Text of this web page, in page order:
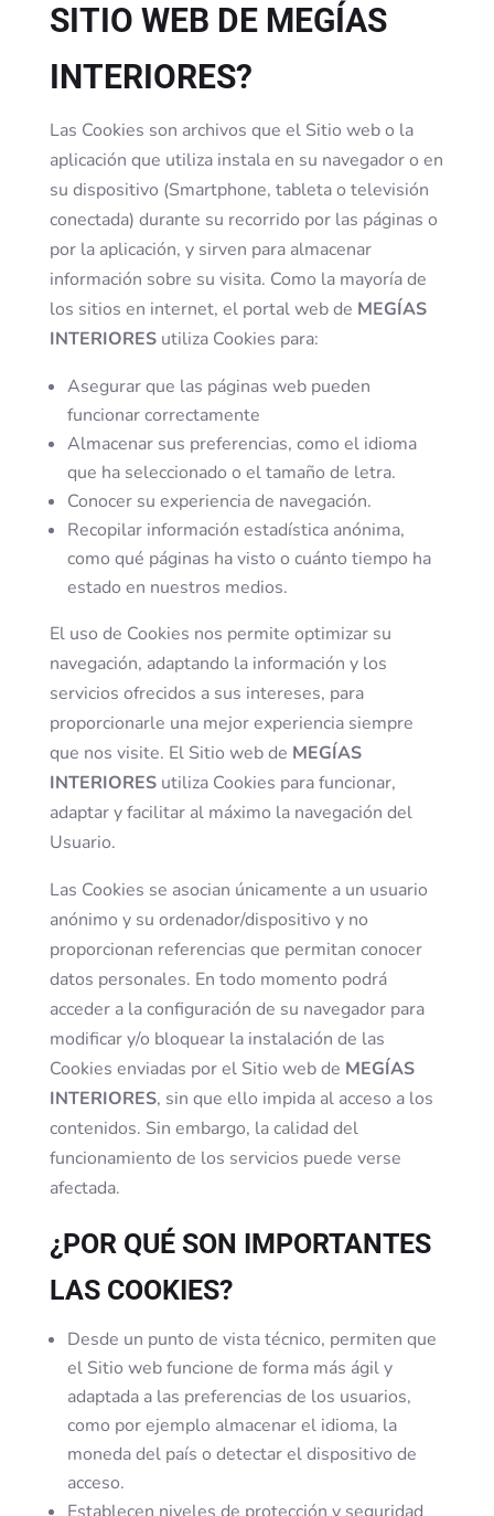
SITIO WEB DE MEGÍAS
INTERIORES?
Las Cookies son archivos que el Sitio web o la
aplicación que utiliza instala en su navegador o en
su dispositivo (Smartphone, tableta o televisión
conectada) durante su recorrido por las páginas o
por la aplicación, y sirven para almacenar
información sobre su visita. Como la mayoría de
los sitios en internet, el portal web de MEGÍAS
INTERIORESutiliza Cookies para:
Asegurar que las páginas web pueden
funcionar correctamente
Almacenar sus preferencias, como el idioma
que ha seleccionado o el tamaño de letra.
Conocer su experiencia de navegación.
Recopilar información estadística anónima,
como qué páginas ha visto o cuánto tiempo ha
estado en nuestros medios.
El uso de Cookies nos permite optimizar su
navegación, adaptando la información y los
servicios ofrecidos a sus intereses, para
proporcionarle una mejor experiencia siempre
que nos visite. El Sitio web de MEGÍAS
INTERIORESutiliza Cookies para funcionar,
adaptar y facilitar al máximo la navegación del
Usuario.
Las Cookies se asocian únicamente a un usuario
anónimo y su ordenador/dispositivo y no
proporcionan referencias que permitan conocer
datos personales. En todo momento podrá
acceder a la configuración de su navegador para
modificar y/o bloquear la instalación de las
Cookies enviadas por el Sitio web de MEGÍAS
INTERIORES, sin que ello impida al acceso a los
contenidos. Sin embargo, la calidad del
funcionamiento de los servicios puede verse
afectada.
¿POR QUÉ SON IMPORTANTES
LAS COOKIES?
Desde un punto de vista técnico, permiten que
el Sitio web funcione de forma más ágil y
adaptada a las preferencias de los usuarios,
como por ejemplo almacenar el idioma, la
moneda del país o detectar el dispositivo de
acceso.